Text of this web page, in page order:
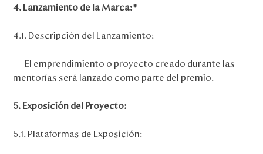
4. Lanzamiento de la Marca:*
4.1. Descripción del Lanzamiento:
– El emprendimiento o proyecto creado durante las
mentorías será lanzado como parte del premio.
5. Exposición del Proyecto:
5.1. Plataformas de Exposición: